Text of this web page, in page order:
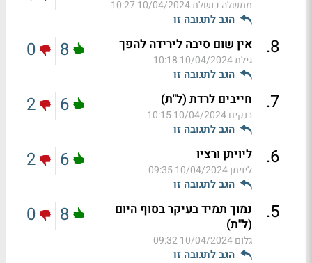
ממשלה כושלת10/04/2024 10:27
הגב לתגובה זו
8
. אין שום סיבה לירידה להפך
גילת10/04/2024 10:18
הגב לתגובה זו
8
0
7
. חייבים לרדת (ל"ת)
בנקים10/04/2024 10:15
הגב לתגובה זו
6
2
6
. ליויתן ורציו
ליויתן10/04/2024 09:35
הגב לתגובה זו
6
2
5
.
נמוך תמיד בעיקר בסוף היום
(ל"ת)
גלום10/04/2024 09:32
הגב לתגובה זו
8
0